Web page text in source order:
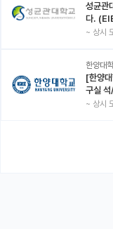
성균관
다.
~ 상시
[한양
구실
~ 상시